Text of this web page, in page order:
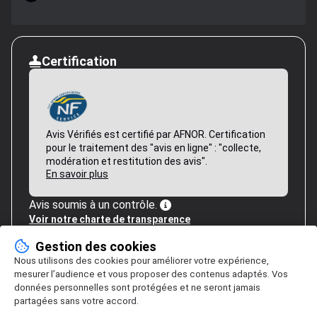
Certification
Avis Vérifiés est certifié par AFNOR. Certification
pour le traitement des "avis en ligne" : "collecte,
modération et restitution des avis".
En savoir plus
Avis soumis à un contrôle.
Voir notre charte de transparence
Gestion des cookies
Nous utilisons des cookies pour améliorer votre expérience,
mesurer l’audience et vous proposer des contenus adaptés. Vos
données personnelles sont protégées et ne seront jamais
partagées sans votre accord.